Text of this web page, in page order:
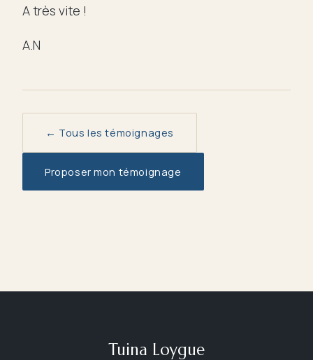
A très vite !
A.N
← Tous les témoignages
Proposer mon témoignage
Tuina Loygue